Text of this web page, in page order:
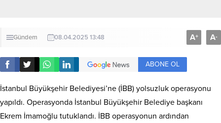
Gündem 08.04.2025 13:48 A+ A-
ABONE OL
İstanbul Büyükşehir Belediyesi’ne (İBB) yolsuzluk operasyonu
yapıldı. Operasyonda İstanbul Büyükşehir Belediye başkanı
Ekrem İmamoğlu tutuklandı. İBB operasyonun ardından